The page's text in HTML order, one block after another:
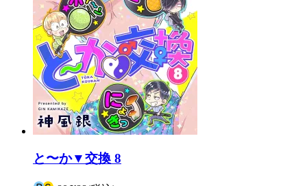
と〜か▼交換 8